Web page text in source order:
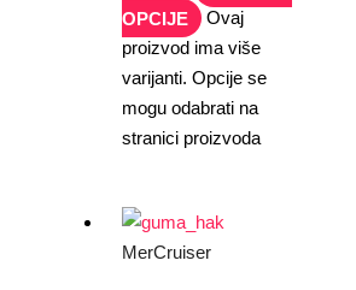
OPCIJE
Ovaj
proizvod ima više
varijanti. Opcije se
mogu odabrati na
stranici proizvoda
MerCruiser